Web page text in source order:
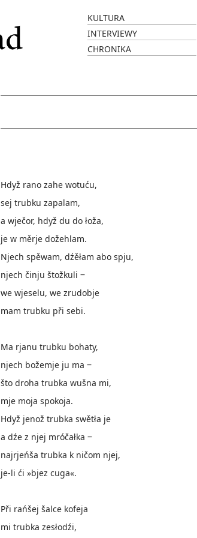
KULTURA
INTERVIEWY
CHRONIKA
Hdyž rano zahe wotuću,
sej trubku zapalam,
a wječor, hdyž du do łoža,
je w měrje dožehlam.
Njech spěwam, dźěłam abo spju,
njech činju štožkuli ‒
we wjeselu, we zrudobje
mam trubku při sebi.
Ma rjanu trubku bohaty,
njech božemje ju ma ‒
što droha trubka wušna mi,
mje moja spokoja.
Hdyž jenož trubka swětła je
a dźe z njej mróčałka ‒
najrjeńša trubka k ničom njej,
je-li ći »bjez cuga«.
Při rańšej šalce kofeja
mi trubka zesłodźi,